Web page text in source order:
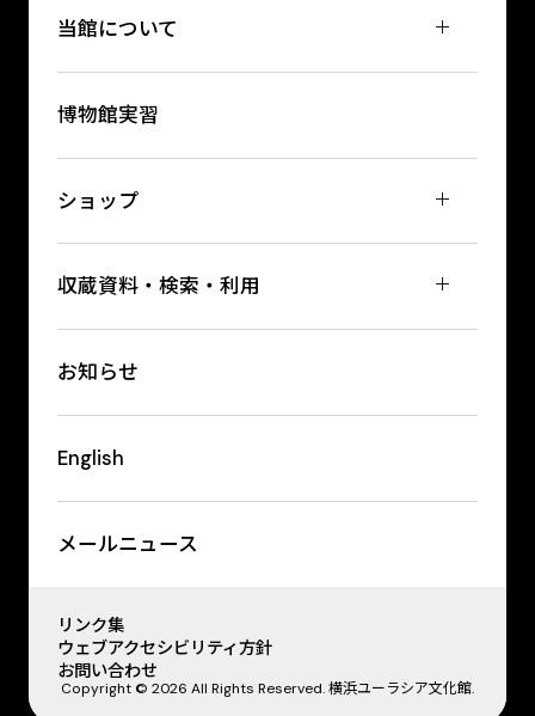
当館について
博物館実習
ショップ
収蔵資料・検索・利用
お知らせ
English
メールニュース
リンク集
ウェブアクセシビリティ方針
お問い合わせ
Copyright © 2026 All Rights Reserved. 横浜ユーラシア文化館.